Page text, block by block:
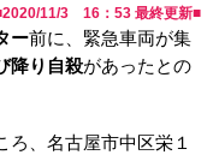
2020/11/3 16：53 最終更新■
ー前に、緊急車両が集
降り自殺があったとの
、名古屋市中区栄１